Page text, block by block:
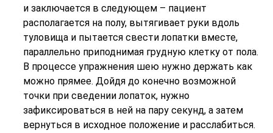
и заключается в следующем – пациент
располагается на полу, вытягивает руки вдоль
туловища и пытается свести лопатки вместе,
параллельно приподнимая грудную клетку от пола.
В процессе упражнения шею нужно держать как
можно прямее. Дойдя до конечно возможной
точки при сведении лопаток, нужно
зафиксироваться в ней на пару секунд, а затем
вернуться в исходное положение и расслабиться.